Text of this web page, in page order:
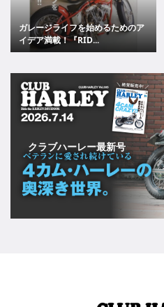
ガレージライフを始めるためのア
イデア満載！『RID...
クラブハーレー最新号